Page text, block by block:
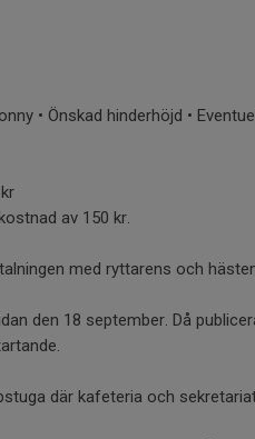
• Önskad hinderhöjd •
av 150 kr.
med ryttarens och
den 18 september. Då
där kafeteria och